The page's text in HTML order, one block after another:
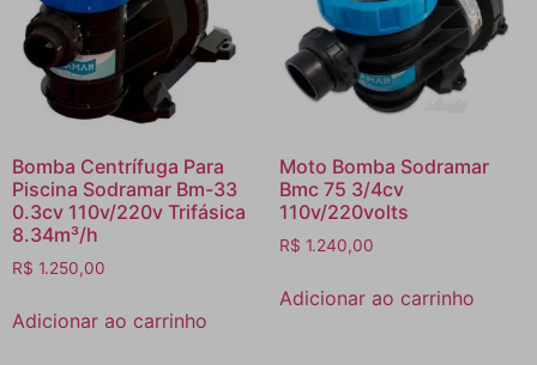
Bomba Centrífuga Para
Piscina Sodramar Bm-33
0.3cv 110v/220v Trifásica
8.34m³/h
R$ 1.250,00
Adicionar ao carrinho
Moto Bomba Sodramar
Bmc 75 3/4cv
110v/220volts
R$ 1.240,00
Adicionar ao carrinho